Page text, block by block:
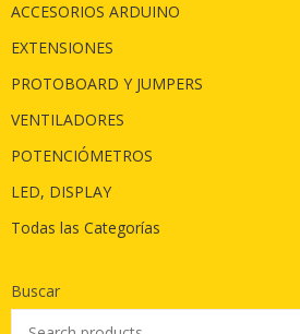
ACCESORIOS ARDUINO
EXTENSIONES
PROTOBOARD Y JUMPERS
VENTILADORES
POTENCIÓMETROS
LED, DISPLAY
Todas las Categorías
Buscar